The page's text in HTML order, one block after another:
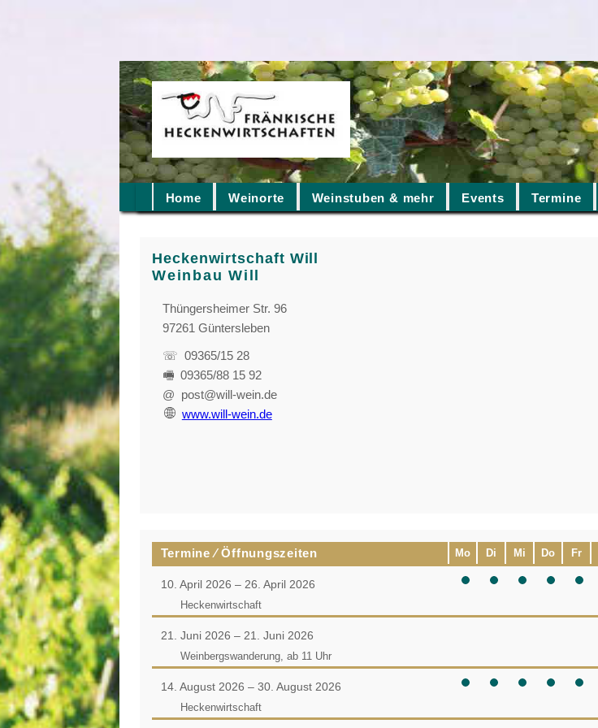
Home Weinorte Weinstuben & mehr Events Termine
Heckenwirtschaft Will
Weinbau Will
Thüngersheimer Str. 96
97261 Güntersleben
☏ 09365/15 28
🖷 09365/88 15 92
@ post@will-wein.de
www.will-wein.de
Termine ⁄ Öffnungszeiten Mo Di Mi Do Fr
10. April 2026 – 26. April 2026
Heckenwirtschaft
21. Juni 2026 – 21. Juni 2026
Weinbergswanderung, ab 11 Uhr
14. August 2026 – 30. August 2026
Heckenwirtschaft